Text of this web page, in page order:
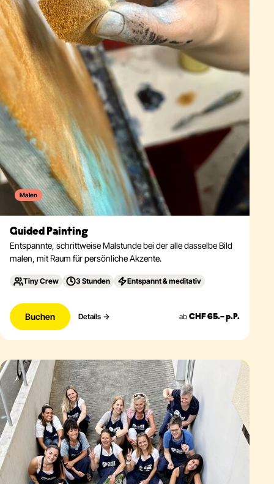
Malen
Guided Painting
Entspannte, schrittweise Malstunde bei der alle dasselbe Bild
malen, mit Raum für persönliche Akzente.
Tiny Crew 3 Stunden Entspannt & meditativ
Buchen Details ab CHF 65.– p.P.